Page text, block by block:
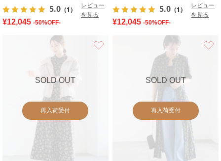
5.0 （1）
レビュー
を見る
¥12,045 -50%OFF-
5.0 （1）
レビュー
を見る
¥12,045 -50%OFF-
SOLD OUT
再入荷受付
SOLD OUT
再入荷受付